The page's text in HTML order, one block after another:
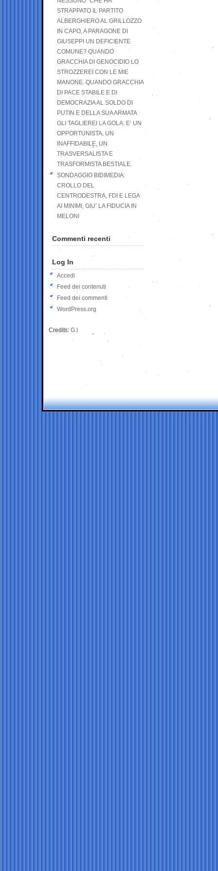
STRAPPATO IL PARTITO
ALBERGHIERO AL GRILLOZZO
IN CAPO, A PARAGONE DI
GIUSEPPI UN DEFICIENTE
COMUNE? QUANDO
GRACCHIA DI GENOCIDIO LO
STROZZEREI CON LE MIE
MANONE. QUANDO GRACCHIA
DI PACE STABILE E DI
DEMOCRAZIA AL SOLDO DI
PUTIN E DELLA SUA ARMATA
GLI TAGLIEREI LA GOLA: E’ UN
OPPORTUNISTA, UN
INAFFIDABILE, UN
TRASVERSALISTA E
TRASFORMISTA BESTIALE.
SONDAGGIO BIDIMEDIA:
CROLLO DEL
CENTRODESTRA, FDI E LEGA
AI MINIMI, GIU’ LA FIDUCIA IN
MELONI
Commenti recenti
Log In
Accedi
Feed dei contenuti
Feed dei commenti
WordPress.org
Credits: G.I